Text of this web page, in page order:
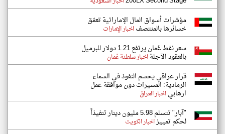
مؤشرات أسواق المال الإماراتية تعمّق
خسائرها بالمنتصفاخبار الإمارات
سعر نفط عُمان يرتفع 1.21 دولار للبرميل
بالعقود الآجلةاخبار سلطنة عُمان
قرار عراقي يحسم النفوذ في السماء
الرمادية: المسيرات دون موافقة عمل
ارهابياخبار العراق
"آبار" تتسلم 5.98 مليون دينار تنفيذاً
لحكم تمييزاخبار الكويت